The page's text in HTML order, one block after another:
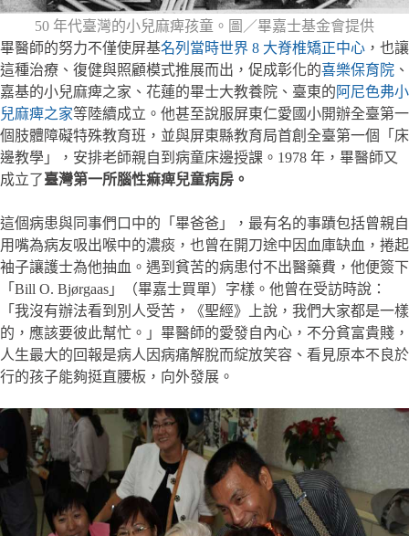
50 年代臺灣的小兒麻痺孩童。圖／畢嘉士基金會提供
畢醫師的努力不僅使屏基名列當時世界 8 大脊椎矯正中心 ，也讓
這種治療、復健與照顧模式推展而出，促成彰化的喜樂保育院 、
嘉基的小兒麻痺之家、花蓮的畢士大教養院、臺東的 阿尼色弗小
兒麻痺之家等陸續成立。他甚至說服屏東仁愛國小開辦全臺第一
個肢體障礙特殊教育班，並與屏東縣教育局首創全臺第一個「床
邊教學」，安排老師親自到病童床邊授課。1978 年，畢醫師又
成立了臺灣第一所腦性痲痺兒童病房。
這個病患與同事們口中的「畢爸爸」，最有名的事蹟包括曾親自
用嘴為病友吸出喉中的濃痰，也曾在開刀途中因血庫缺血，捲起
袖子讓護士為他抽血。遇到貧苦的病患付不出醫藥費，他便簽下
「Bill O. Bjørgaas」（畢嘉士買單）字樣。他曾在受訪時說：
「我沒有辦法看到別人受苦，《聖經》上說，我們大家都是一樣
的，應該要彼此幫忙。」畢醫師的愛發自內心，不分貧富貴賤，
人生最大的回報是病人因病痛解脫而綻放笑容、看見原本不良於
行的孩子能夠挺直腰板，向外發展。